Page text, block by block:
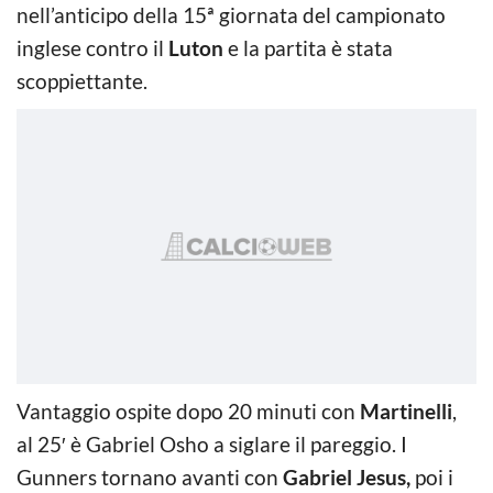
nell’anticipo della 15ª giornata del campionato
inglese contro il Luton e la partita è stata
scoppiettante.
Vantaggio ospite dopo 20 minuti con Martinelli,
al 25′ è Gabriel Osho a siglare il pareggio. I
Gunners tornano avanti con Gabriel Jesus, poi i